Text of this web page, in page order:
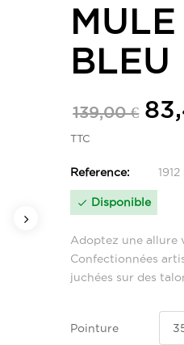
BLEU
139,00 €
TTC
Reference:
 Disponible
Adoptez une allure
Confectionnées
juchées sur des
Pointure